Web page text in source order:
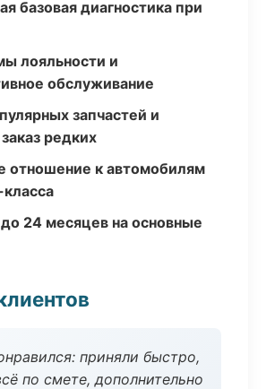
базовая диагностика при
лояльности и
обслуживание
запчастей и
редких
отношение к автомобилям
до 24 месяцев на основные
приняли быстро,
по смете, дополнительно